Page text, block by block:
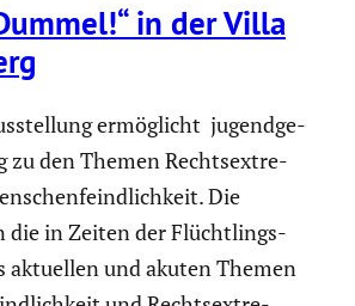
in der Villa
ermög­licht jugend­ge­
zu den Themen Rechts­extre­
Die
die in Zeiten der Flücht­lings­
aktuellen und akuten Themen